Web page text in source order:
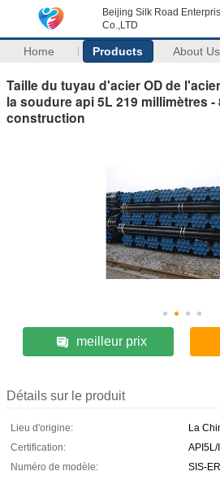
Beijing Silk Road
Co.,LTD
Home Products About Us
Taille du tuyau d'acier OD de
la soudure api 5L 219 millimètres -
construction
meilleur prix
Détails sur le produit
Lieu d'origine:
La
Certification:
API5L/
Numéro de modèle:
SIS-